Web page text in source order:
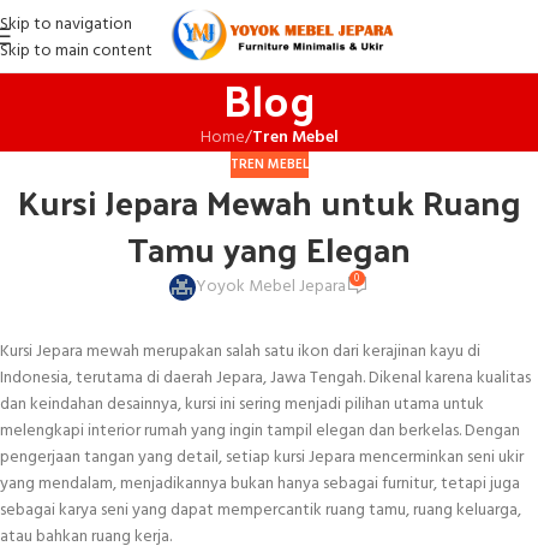
Skip to navigation
Skip to main content
Blog
Home/Tren Mebel
TREN MEBEL
Kursi Jepara Mewah untuk Ruang
Tamu yang Elegan
Yoyok Mebel Jepara 0
Kursi Jepara mewah merupakan salah satu ikon dari kerajinan kayu di
Indonesia, terutama di daerah Jepara, Jawa Tengah. Dikenal karena kualitas
dan keindahan desainnya, kursi ini sering menjadi pilihan utama untuk
melengkapi interior rumah yang ingin tampil elegan dan berkelas. Dengan
pengerjaan tangan yang detail, setiap kursi Jepara mencerminkan seni ukir
yang mendalam, menjadikannya bukan hanya sebagai furnitur, tetapi juga
sebagai karya seni yang dapat mempercantik ruang tamu, ruang keluarga,
atau bahkan ruang kerja.